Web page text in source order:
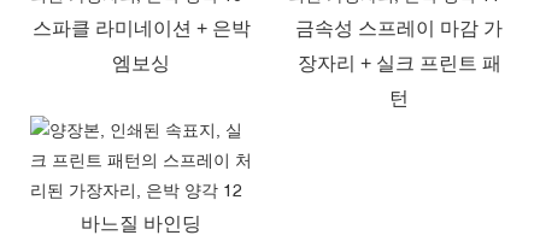
스파클 라미네이션 + 은박
엠보싱
금속성 스프레이 마감 가
장자리 + 실크 프린트 패
턴
바느질 바인딩